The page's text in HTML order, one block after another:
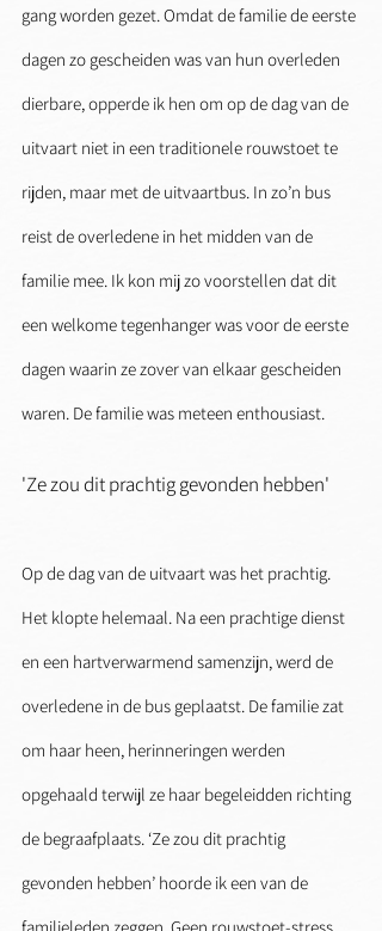
gang worden gezet. Omdat de familie de eerste
dagen zo gescheiden was van hun overleden
dierbare, opperde ik hen om op de dag van de
uitvaart niet in een traditionele rouwstoet te
rijden, maar met de uitvaartbus. In zo’n bus
reist de overledene in het midden van de
familie mee. Ik kon mij zo voorstellen dat dit
een welkome tegenhanger was voor de eerste
dagen waarin ze zover van elkaar gescheiden
waren. De familie was meteen enthousiast.
'Ze zou dit prachtig gevonden hebben'
Op de dag van de uitvaart was het prachtig.
Het klopte helemaal. Na een prachtige dienst
en een hartverwarmend samenzijn, werd de
overledene in de bus geplaatst. De familie zat
om haar heen, herinneringen werden
opgehaald terwijl ze haar begeleidden richting
de begraafplaats. ‘Ze zou dit prachtig
gevonden hebben’ hoorde ik een van de